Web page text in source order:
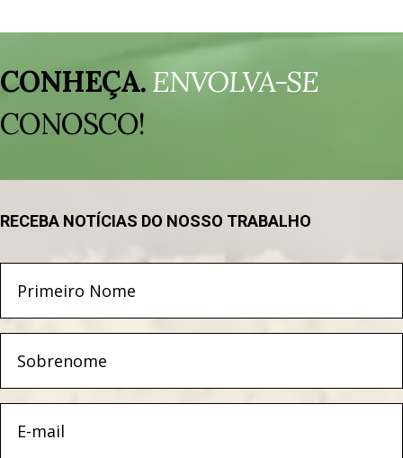
de
vídeo
CONHEÇA.ENVOLVA-SE
CONOSCO!
RECEBA NOTÍCIAS DO NOSSO TRABALHO